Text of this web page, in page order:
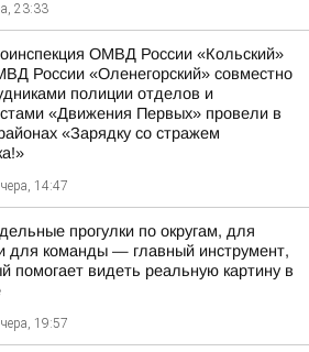
23:33
ОМВД России «Кольский»
России «Оленегорский» совместно
полиции отделов и
«Движения Первых» провели в
«Зарядку со стражем
14:47
прогулки по округам, для
для команды — главный инструмент,
помогает видеть реальную картину в
19:57